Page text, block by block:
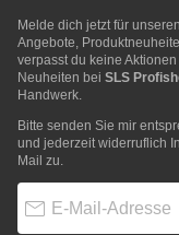
Melde dich jetzt für
Angebote,
verpasst du keine
Neuheiten bei SLS
Handwerk.
Bitte senden Sie mir
und jederzeit widerruflich
Mail zu.